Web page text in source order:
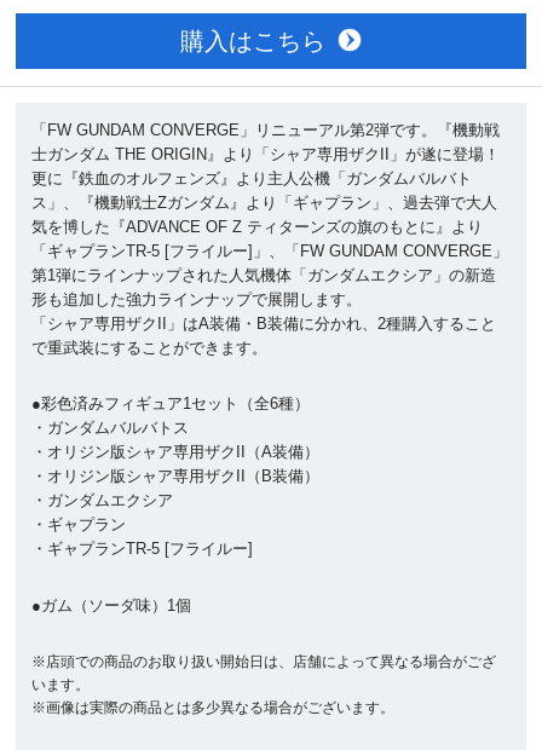
購入はこちら
「FW GUNDAM CONVERGE」リニューアル第2弾です。『機動戦
士ガンダム THE ORIGIN』より「シャア専用ザクII」が遂に登場！
更に『鉄血のオルフェンズ』より主人公機「ガンダムバルバト
ス」、『機動戦士Zガンダム』より「ギャプラン」、過去弾で大人
気を博した『ADVANCE OF Z ティターンズの旗のもとに』より
「ギャプランTR-5 [フライルー]」、「FW GUNDAM CONVERGE」
第1弾にラインナップされた人気機体「ガンダムエクシア」の新造
形も追加した強力ラインナップで展開します。
「シャア専用ザクII」はA装備・B装備に分かれ、2種購入すること
で重武装にすることができます。
●彩色済みフィギュア1セット（全6種）
・ガンダムバルバトス
・オリジン版シャア専用ザクII（A装備）
・オリジン版シャア専用ザクII（B装備）
・ガンダムエクシア
・ギャプラン
・ギャプランTR-5 [フライルー]
●ガム（ソーダ味）1個
※店頭での商品のお取り扱い開始日は、店舗によって異なる場合がござ
います。
※画像は実際の商品とは多少異なる場合がございます。